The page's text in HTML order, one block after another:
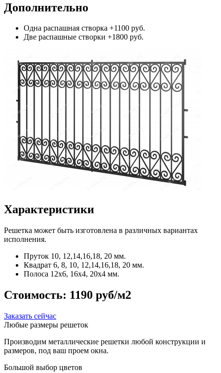
Дополнительно
Одна распашная створка +1100 руб.
Две распашные створки +1800 руб.
Характеристики
Решетка может быть изготовлена в различных вариантах
исполнения.
Пруток 10, 12,14,16,18, 20 мм.
Квадрат 6, 8, 10, 12,14,16,18, 20 мм.
Полоса 12x6, 16x4, 20x4 мм.
Стоимость: 1190 руб/м2
Заказать сейчас
Любые размеры решеток
Производим металлические решетки любой конструкции и
размеров, под ваш проем окна.
Большой выбор цветов